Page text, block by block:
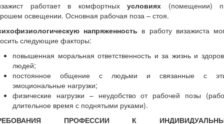
работает в комфортных условиях (помещении)
освещении. Основная рабочая поза – стоя.
напряженность в работу визажиста
следующие факторы:
повышенная моральная ответственность и за жизнь и
людей;
постоянное общение с людьми и связанные с
эмоциональные нагрузки;
физические нагрузки – неудобство от рабочей позы
длительное время с поднятыми руками).
ПРОФЕССИИ К